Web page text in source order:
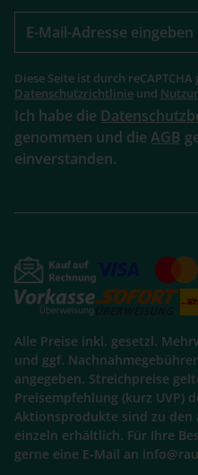
Diese Seite ist durch
Datenschutzrichtlinie und
Ich habe die
genommen und die AGB
einverstanden.
Alle Preise inkl. gesetzl.
und ggf.
angegeben. Streichpreise
Preisempfehlung (kurz UVP)
Aktionsprodukte sind zu den
einzeln erhältlich. Für Ihre
gerne eine E-Mail an